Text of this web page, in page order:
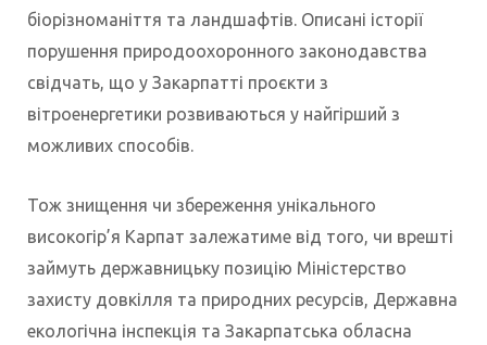
біорізноманіття та ландшафтів. Описані історії
порушення природоохоронного законодавства
свідчать, що у Закарпатті проєкти з
вітроенергетики розвиваються у найгірший з
можливих способів.
Тож знищення чи збереження унікального
високогір’я Карпат залежатиме від того, чи врешті
займуть державницьку позицію Міністерство
захисту довкілля та природних ресурсів, Державна
екологічна інспекція та Закарпатська обласна